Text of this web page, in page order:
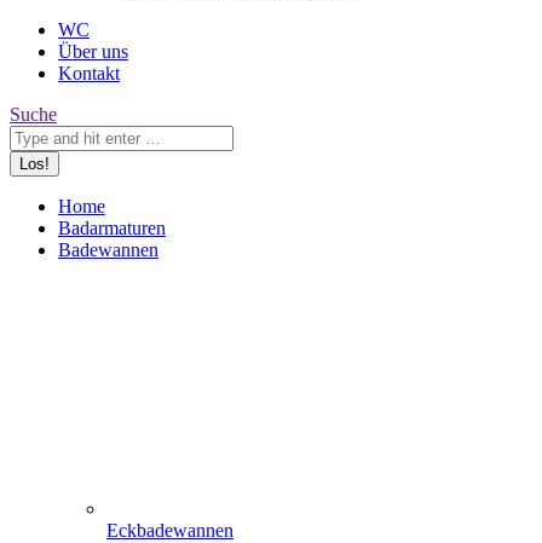
WC
Über uns
Kontakt
Search:
Suche
Home
Badarmaturen
Badewannen
Eckbadewannen